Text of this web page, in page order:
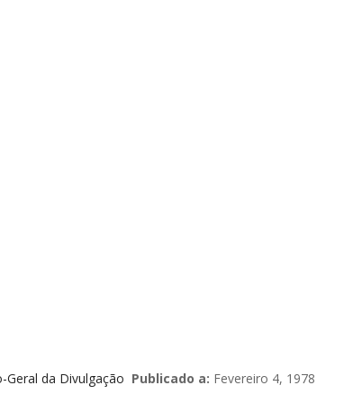
Geral da Divulgação Publicado a: Fevereiro 4, 1978